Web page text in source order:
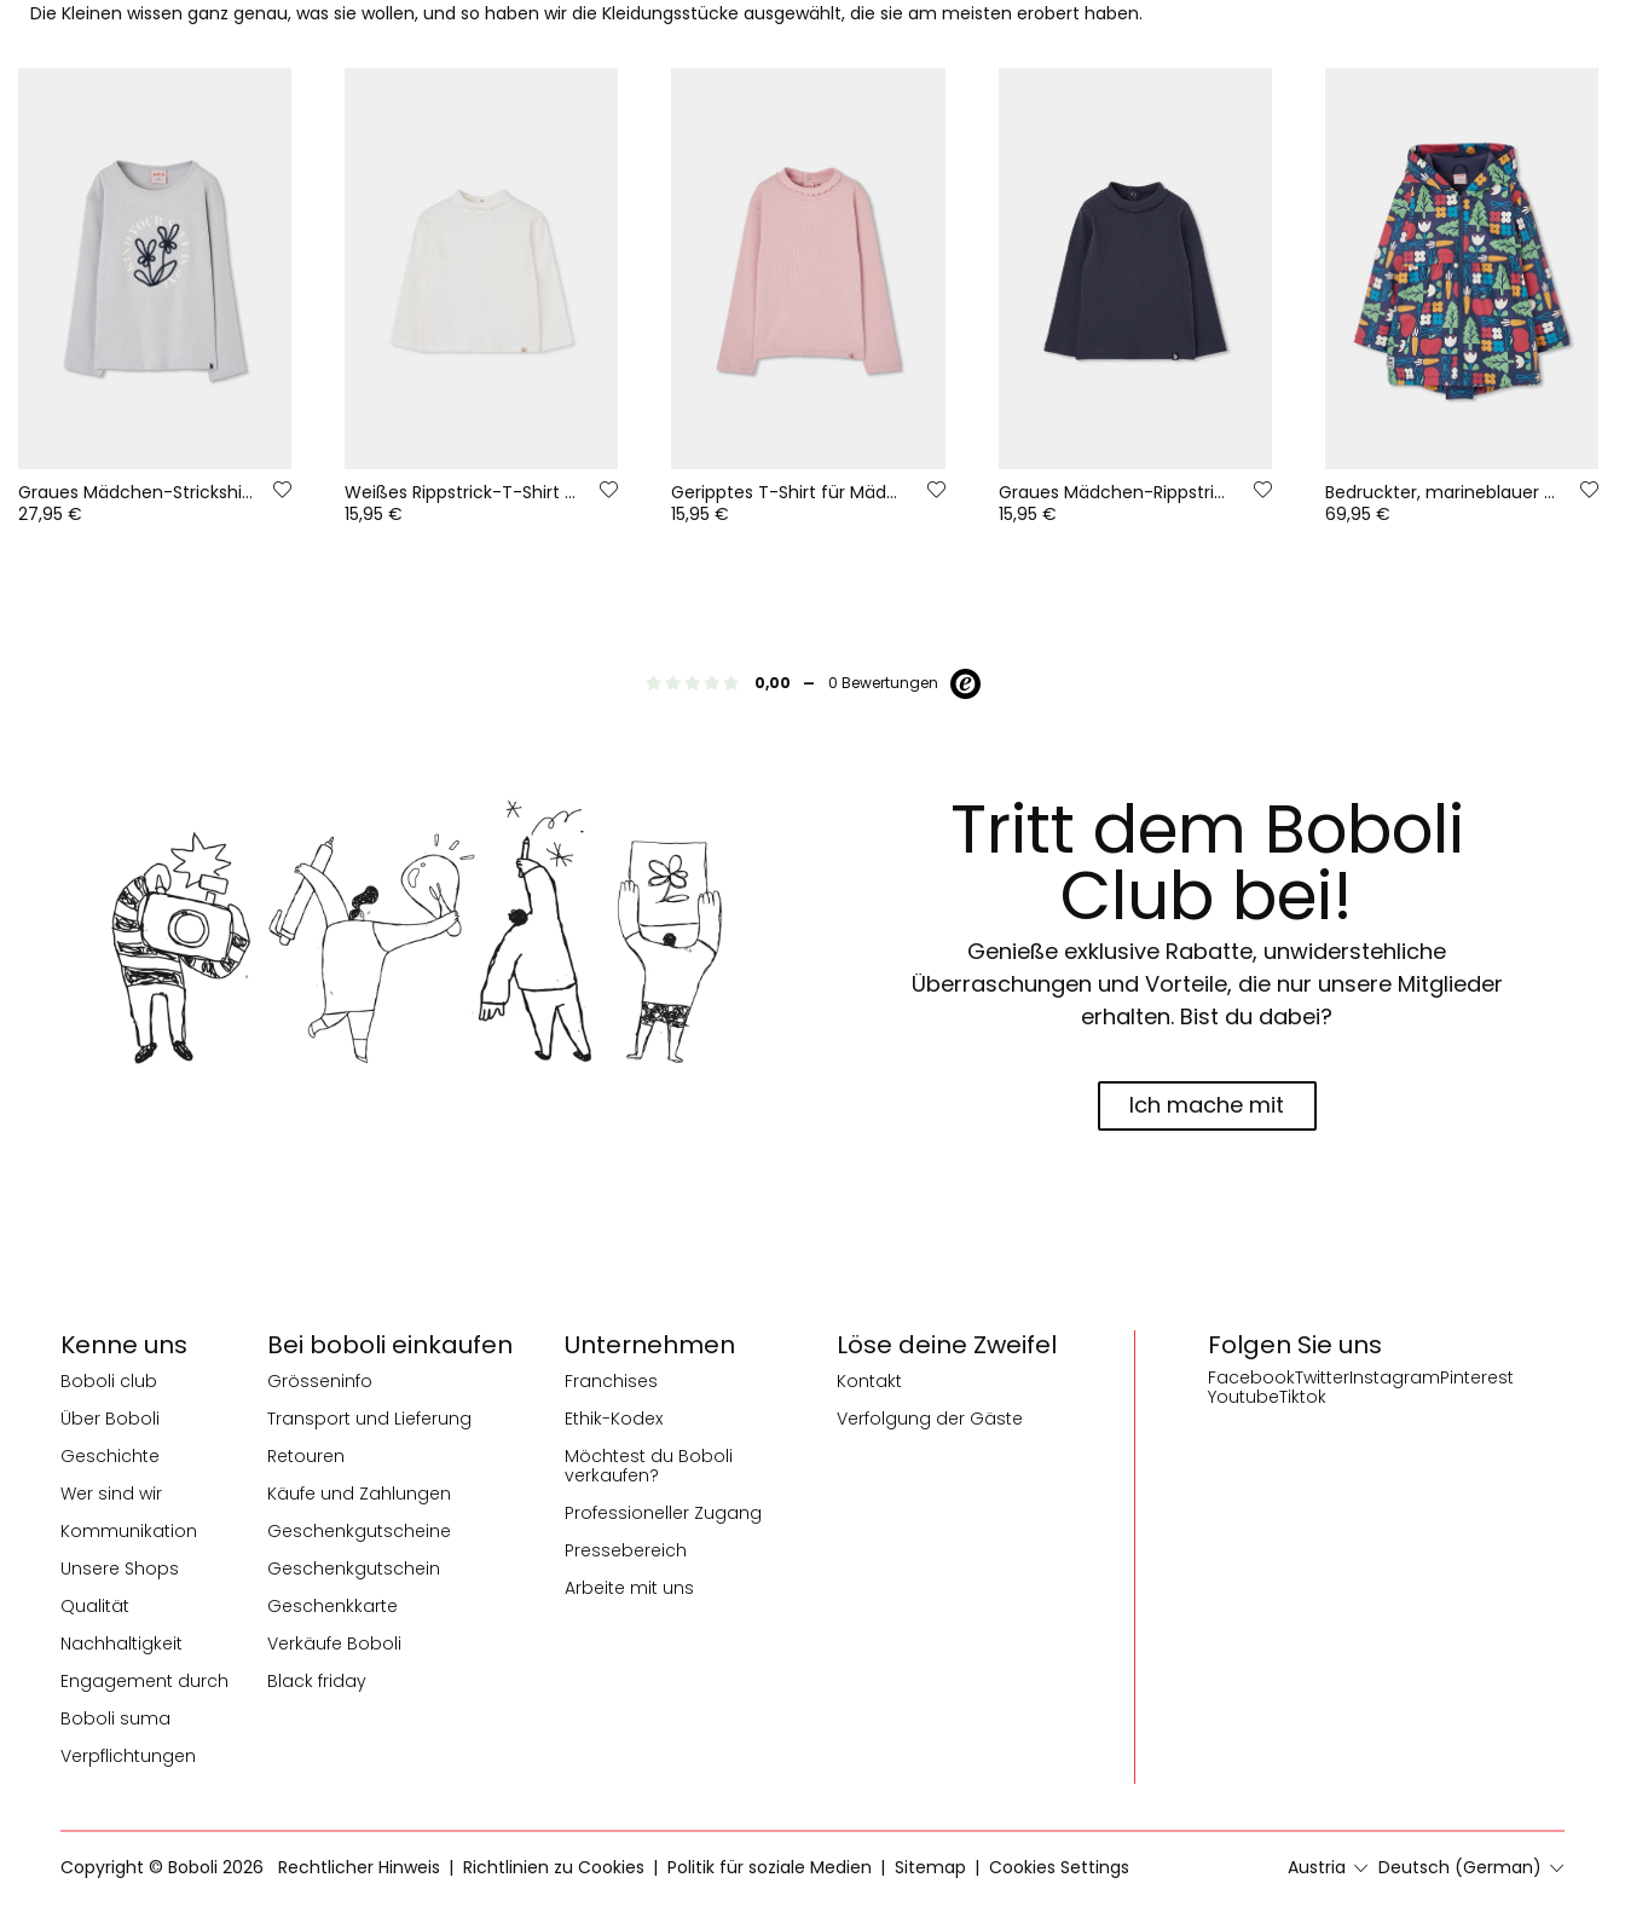
Die Kleinen wissen ganz genau, was sie wollen, und so haben wir die Kleidungsstücke ausgewählt, die sie am meisten erobert haben.
Graues Mädchen-Strickshirt mit gestickten Blumen
27,95 €
Weißes Rippstrick-T-Shirt für Mädchen mit hohem Kragen
15,95 €
Geripptes T-Shirt für Mädchen in Rosa mit Rüsche
15,95 €
Graues Mädchen-Rippstrick-T-Shirt mit Stehkragen
15,95 €
Bedruckter, marineblauer Regenmantel mit Naturmotiv und Kapuze
69,95 €
0,00 - 0 Bewertungen
Tritt dem Boboli
Club bei!
Genieße exklusive Rabatte, unwiderstehliche
Überraschungen und Vorteile, die nur unsere Mitglieder
erhalten. Bist du dabei?
Ich mache mit
Folgen Sie uns
FacebookTwitterInstagramPinterest
YoutubeTiktok
Kenne uns
Boboli club
Über Boboli
Geschichte
Wer sind wir
Kommunikation
Unsere Shops
Qualität
Nachhaltigkeit
Engagement durch
Boboli suma
Verpflichtungen
Bei boboli einkaufen
Grösseninfo
Transport und Lieferung
Retouren
Käufe und Zahlungen
Geschenkgutscheine
Geschenkgutschein
Geschenkkarte
Verkäufe Boboli
Black friday
Unternehmen
Franchises
Ethik-Kodex
Möchtest du Boboli
verkaufen?
Professioneller Zugang
Pressebereich
Arbeite mit uns
Löse deine Zweifel
Kontakt
Verfolgung der Gäste
Copyright © Boboli 2026 Austria Deutsch (German)
Rechtlicher Hinweis Richtlinien zu Cookies Politik für soziale Medien Sitemap Cookies Settings